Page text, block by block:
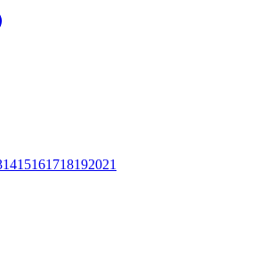
1415161718192021